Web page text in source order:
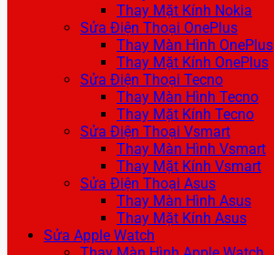
Thay Mặt Kính Nokia
Sửa Điện Thoại OnePlus
Thay Màn Hình OnePlus
Thay Mặt Kính OnePlus
Sửa Điện Thoại Tecno
Thay Màn Hình Tecno
Thay Mặt Kính Tecno
Sửa Điện Thoại Vsmart
Thay Màn Hình Vsmart
Thay Mặt Kính Vsmart
Sửa Điện Thoại Asus
Thay Màn Hình Asus
Thay Mặt Kính Asus
Sửa Apple Watch